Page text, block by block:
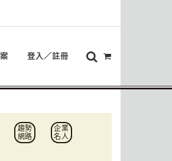
登入／註冊
趨勢
網路
企業
名人